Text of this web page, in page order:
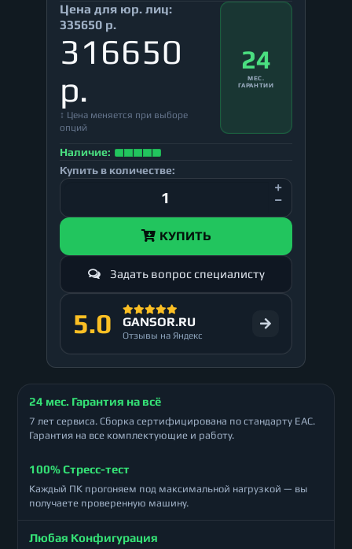
Цена для юр. лиц:
335650 р.
316650
р.
↕ Цена меняется при выборе
опций
24
МЕС.
ГАРАНТИИ
Наличие:
Купить в количестве:
КУПИТЬ
Задать вопрос специалисту
5.0 GANSOR.RU
Отзывы на Яндекс
24 мес. Гарантия на всё
7 лет сервиса. Сборка сертифицирована по стандарту ЕАС.
Гарантия на все комплектующие и работу.
100% Стресс-тест
Каждый ПК прогоняем под максимальной нагрузкой — вы
получаете проверенную машину.
Любая Конфигурация